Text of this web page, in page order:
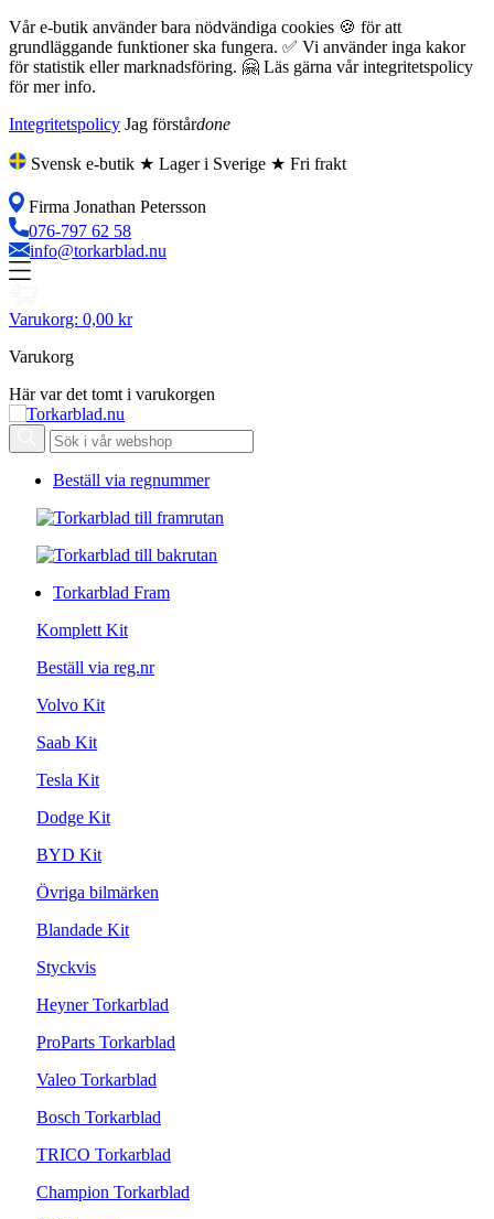
Vår e-butik använder bara nödvändiga cookies 🍪 för att
grundläggande funktioner ska fungera. ✅ Vi använder inga kakor
för statistik eller marknadsföring. 🤗 Läs gärna vår integritetspolicy
för mer info.
Integritetspolicy Jag förstårdone
Svensk e-butik ★ Lager i Sverige ★ Fri frakt
Firma Jonathan Petersson
076-797 62 58
info@torkarblad.nu
Varukorg: 0,00 kr
Varukorg
Här var det tomt i varukorgen
Beställ via regnummer
Torkarblad Fram
Komplett Kit
Beställ via reg.nr
Volvo Kit
Saab Kit
Tesla Kit
Dodge Kit
BYD Kit
Övriga bilmärken
Blandade Kit
Styckvis
Heyner Torkarblad
ProParts Torkarblad
Valeo Torkarblad
Bosch Torkarblad
TRICO Torkarblad
Champion Torkarblad